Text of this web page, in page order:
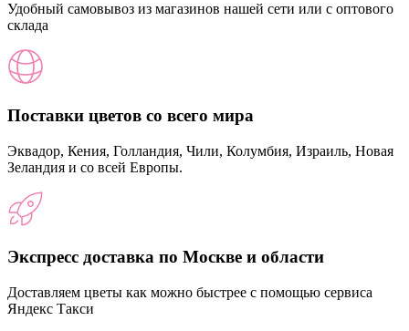
Удобный самовывоз из магазинов нашей сети или с оптового
склада
Поставки цветов со всего мира
Эквадор, Кения, Голландия, Чили, Колумбия, Израиль, Новая
Зеландия и со всей Европы.
Экспресс доставка по Москве и области
Доставляем цветы как можно быстрее с помощью сервиса
Яндекс Такси